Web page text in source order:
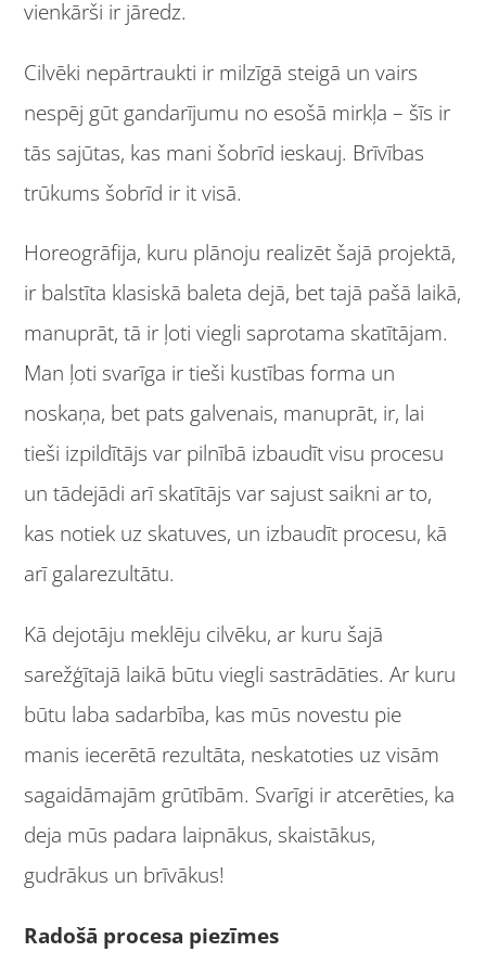
vienkārši ir jāredz.
Cilvēki nepārtraukti ir milzīgā steigā un vairs
nespēj gūt gandarījumu no esošā mirkļa – šīs ir
tās sajūtas, kas mani šobrīd ieskauj. Brīvības
trūkums šobrīd ir it visā.
Horeogrāfija, kuru plānoju realizēt šajā projektā,
ir balstīta klasiskā baleta dejā, bet tajā pašā laikā,
manuprāt, tā ir ļoti viegli saprotama skatītājam.
Man ļoti svarīga ir tieši kustības forma un
noskaņa, bet pats galvenais, manuprāt, ir, lai
tieši izpildītājs var pilnībā izbaudīt visu procesu
un tādejādi arī skatītājs var sajust saikni ar to,
kas notiek uz skatuves, un izbaudīt procesu, kā
arī galarezultātu.
Kā dejotāju meklēju cilvēku, ar kuru šajā
sarežģītajā laikā būtu viegli sastrādāties. Ar kuru
būtu laba sadarbība, kas mūs novestu pie
manis iecerētā rezultāta, neskatoties uz visām
sagaidāmajām grūtībām. Svarīgi ir atcerēties, ka
deja mūs padara laipnākus, skaistākus,
gudrākus un brīvākus!
Radošā procesa piezīmes